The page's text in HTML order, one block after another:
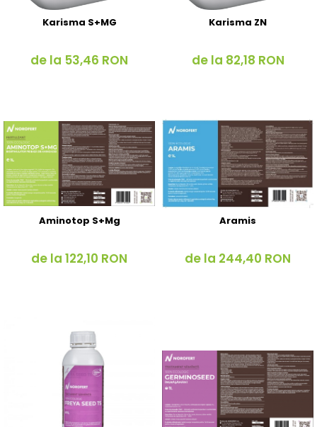
Karisma S+MG
de la 53,46 RON
Karisma ZN
de la 82,18 RON
Aminotop S+Mg
de la 122,10 RON
Aramis
de la 244,40 RON